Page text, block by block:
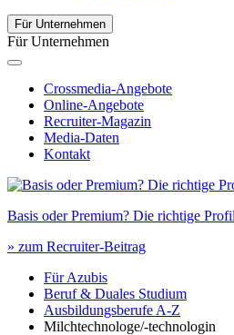
Für Unternehmen
Für Unternehmen
Crossmedia-Angebote
Online-Angebote
Recruiter-Magazin
Media-Daten
Kontakt
Basis oder Premium? Die richtige
» zum Recruiter-Beitrag
Für Azubis
Beruf & Duales Studium
Ausbildungsberufe A-Z
Milchtechnologe/-technologin